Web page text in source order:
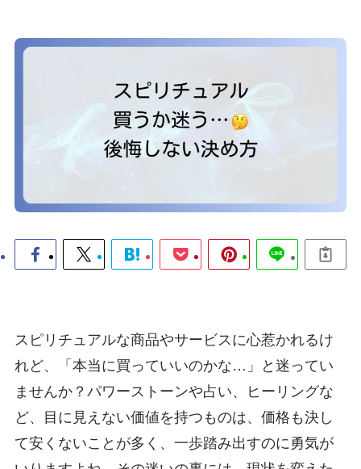
スピリチュアルな商品やサービスに心惹かれるけ
れど、「本当に買っていいのかな…」と迷ってい
ませんか？パワーストーンや占い、ヒーリングな
ど、目に見えない価値を持つものは、価格も決し
て安くないことが多く、一歩踏み出すのに勇気が